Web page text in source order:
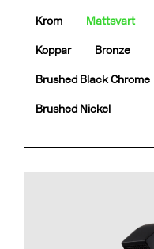
Krom Mattsvart
Koppar Bronze
Brushed Black Chrome
Brushed Nickel